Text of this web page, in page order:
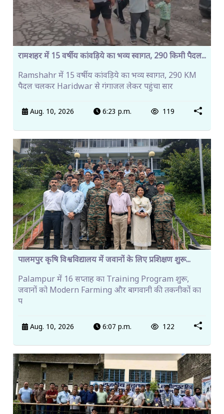
रामशहर में 15 वर्षीय कांवड़िये का भव्य स्वागत, 290 किमी पैदल...
Ramshahr में 15 वर्षीय कांवड़िये का भव्य स्वागत, 290 KM
पैदल चलकर Haridwar से गंगाजल लेकर पहुंचा सार
Aug. 10, 2026 6:23 p.m. 119
पालमपुर कृषि विश्वविद्यालय में जवानों के लिए प्रशिक्षण शुरू...
Palampur में 16 सप्ताह का Training Program शुरू,
जवानों को Modern Farming और बागवानी की तकनीकों का
प
Aug. 10, 2026 6:07 p.m. 122